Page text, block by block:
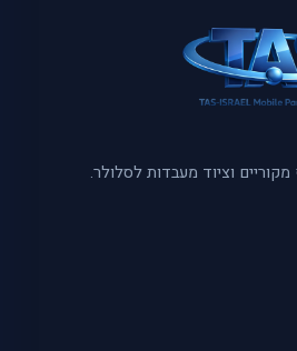
מקוריים וציוד מעבדות לסלולר.